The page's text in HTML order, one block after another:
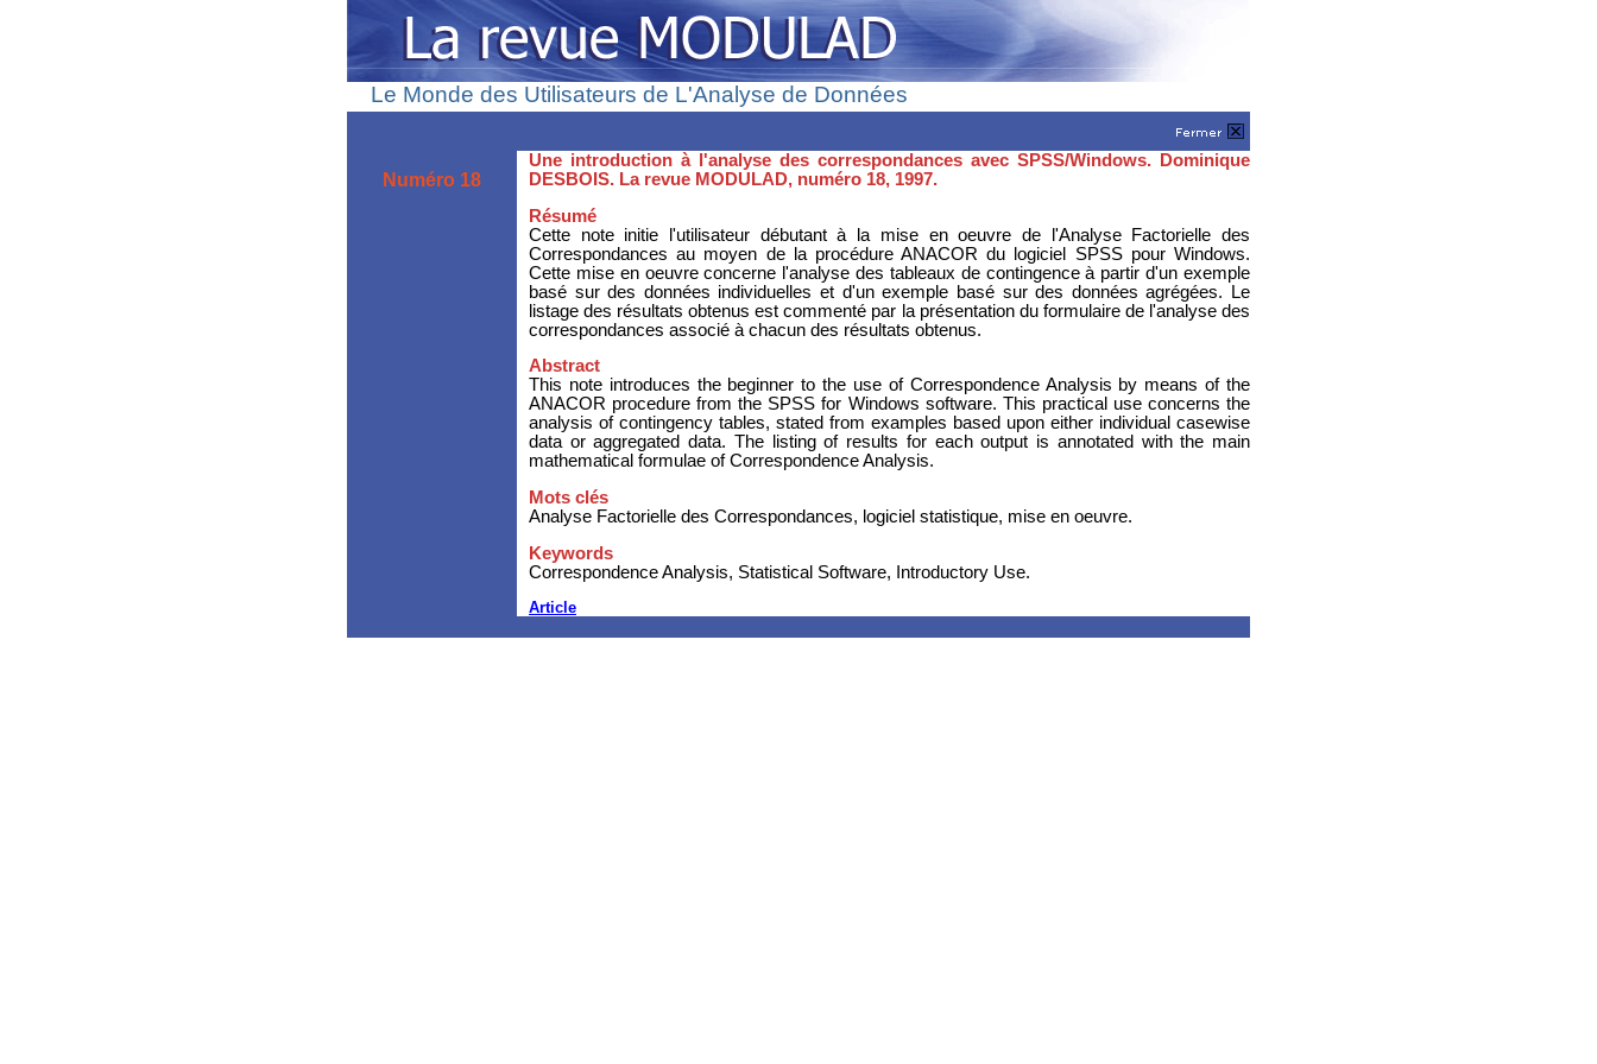
Le Monde des Utilisateurs de L'Analyse de Données
Numéro 18
Une introduction à l'analyse des correspondances avec SPSS/Windows. Dominique
DESBOIS. La revue MODULAD, numéro 18, 1997.
Résumé
Cette note initie l'utilisateur débutant à la mise en oeuvre de l'Analyse Factorielle des
Correspondances au moyen de la procédure ANACOR du logiciel SPSS pour Windows.
Cette mise en oeuvre concerne l'analyse des tableaux de contingence à partir d'un exemple
basé sur des données individuelles et d'un exemple basé sur des données agrégées. Le
listage des résultats obtenus est commenté par la présentation du formulaire de l'analyse des
correspondances associé à chacun des résultats obtenus.
Abstract
This note introduces the beginner to the use of Correspondence Analysis by means of the
ANACOR procedure from the SPSS for Windows software. This practical use concerns the
analysis of contingency tables, stated from examples based upon either individual casewise
data or aggregated data. The listing of results for each output is annotated with the main
mathematical formulae of Correspondence Analysis.
Mots clés
Analyse Factorielle des Correspondances, logiciel statistique, mise en oeuvre.
Keywords
Correspondence Analysis, Statistical Software, Introductory Use.
Article